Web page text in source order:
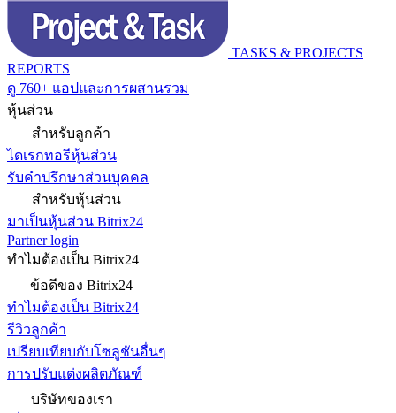
TASKS & PROJECTS
REPORTS
ดู 760+ แอปและการผสานรวม
หุ้นส่วน
สำหรับลูกค้า
ไดเรกทอรีหุ้นส่วน
รับคำปรึกษาส่วนบุคคล
สำหรับหุ้นส่วน
มาเป็นหุ้นส่วน Bitrix24
Partner login
ทำไมต้องเป็น Bitrix24
ข้อดีของ Bitrix24
ทำไมต้องเป็น Bitrix24
รีวิวลูกค้า
เปรียบเทียบกับโซลูชันอื่นๆ
การปรับแต่งผลิตภัณฑ์
บริษัทของเรา